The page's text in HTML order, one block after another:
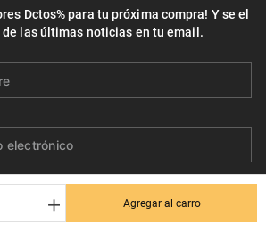
＋ Agregar al carro
Dctos% para tu próxima compra! Y se el
las últimas noticias en tu email.
con promociones.